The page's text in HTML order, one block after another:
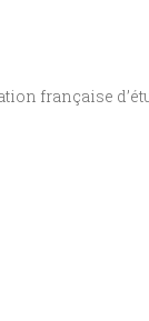
française